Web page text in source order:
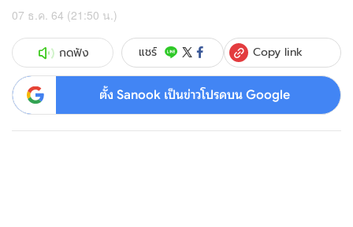
07 ธ.ค. 64 (21:50 น.)
กดฟัง แชร์ Copy link
ตั้ง Sanook เป็นข่าวโปรดบน Google